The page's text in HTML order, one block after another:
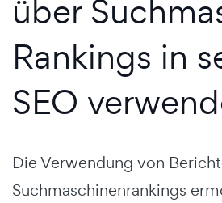
über
Rankings in
SEO
Die Verwendung von
Suchmaschinenrankings